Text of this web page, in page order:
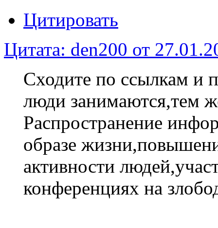
Цитировать
Цитата: den200 от
Сходите по ссылкам и
люди занимаются,тем
Распространение
образе
активности
конференциях на